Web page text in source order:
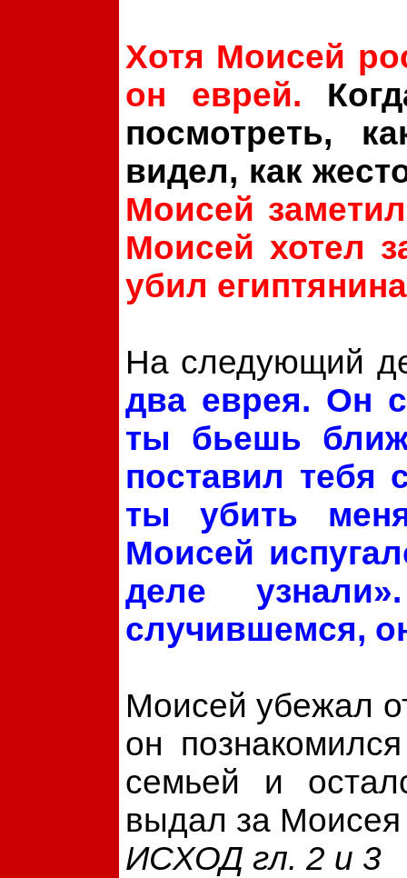
Хотя Моисей
он еврей.
посмотреть,
видел, как
Моисей
Моисей хотел
убил
На следующий
два еврея. Он
ты бьешь
поставил
ты убить
Моисей
деле
случившемся,
Моисей убежал
он
семьей и
выдал за
ИСХОД гл. 2 и 3